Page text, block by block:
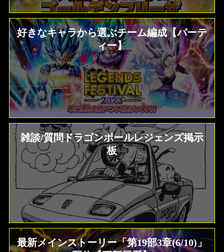
好きなキャラから選ぶチーム編成【パーテ
ィー】
雑談/質問ドラゴンボールレジェンズ掲示
板
最新メインストーリー「第19部3章(6/10)」